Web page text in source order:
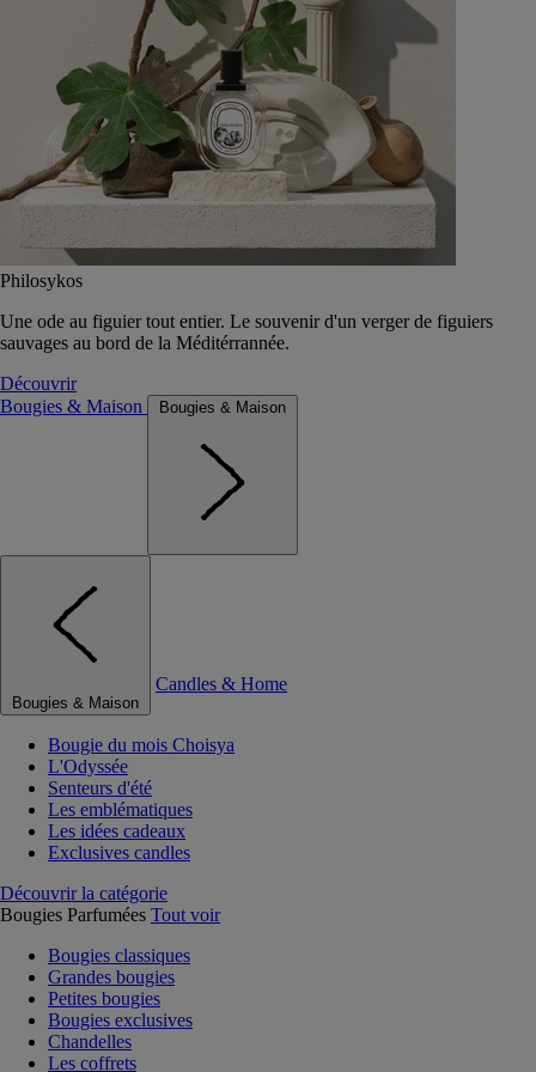
Philosykos
Une ode au figuier tout entier. Le souvenir d'un verger de figuiers
sauvages au bord de la Méditérrannée.
Découvrir
Bougies & Maison
Bougies & Maison
Bougies & Maison
Candles & Home
Bougie du mois Choisya
L'Odyssée
Senteurs d'été
Les emblématiques
Les idées cadeaux
Exclusives candles
Découvrir la catégorie
Bougies Parfumées Tout voir
Bougies classiques
Grandes bougies
Petites bougies
Bougies exclusives
Chandelles
Les coffrets